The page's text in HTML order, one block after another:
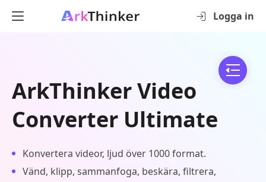
Logga in
ArkThinker Video
Converter Ultimate
Konvertera videor, ljud över 1000 format.
Vänd, klipp, sammanfoga, beskära, filtrera,